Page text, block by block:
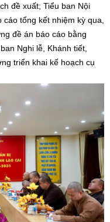
đề xuất; Tiểu ban Nội
tổng kết nhiệm kỳ qua,
đề án báo cáo bằng
Nghi lễ, Khánh tiết,
triển khai kế hoạch cụ